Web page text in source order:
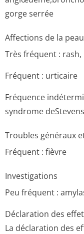
gorge serrée
Affections de la
Très fréquent :
Fréquent : urticaire
Fréquence
syndrome
Troubles généraux
Fréquent : fièvre
Investigations
Peu fréquent :
Déclaration des
La déclaration des